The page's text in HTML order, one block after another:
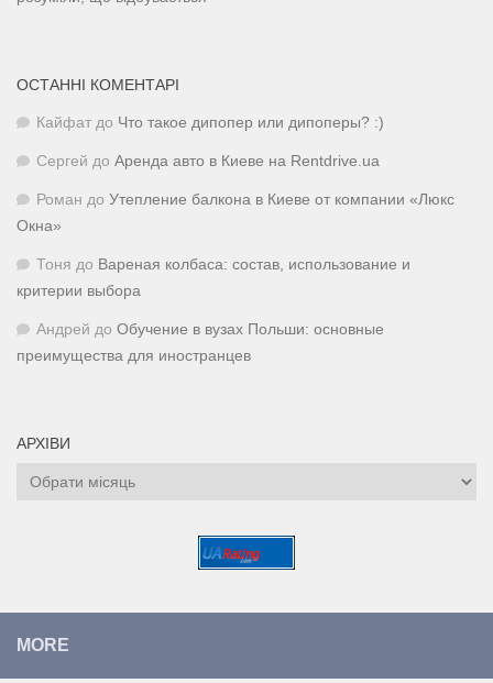
ОСТАННІ КОМЕНТАРІ
Кайфат до Что такое дипопер или дипоперы? :)
Сергей до Аренда авто в Киеве на Rentdrive.ua
Роман до Утепление балкона в Киеве от компании «Люкс
Окна»
Тоня до Вареная колбаса: состав, использование и
критерии выбора
Андрей до Обучение в вузах Польши: основные
преимущества для иностранцев
АРХІВИ
Архіви
MORE